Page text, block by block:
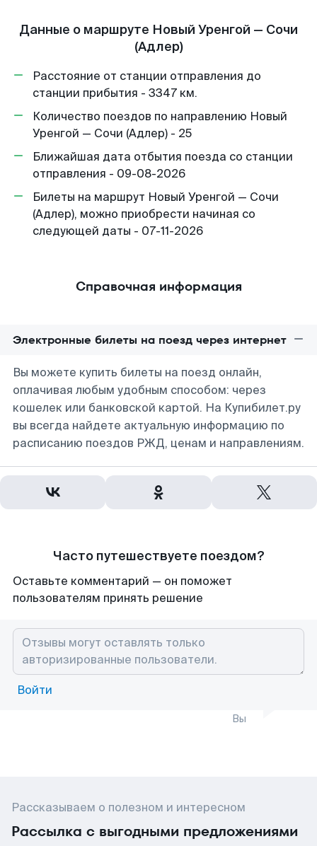
Данные о маршруте Новый Уренгой — Сочи
(Адлер)
Расстояние от станции отправления до
станции прибытия - 3347 км.
Количество поездов по направлению Новый
Уренгой — Сочи (Адлер) - 25
Ближайшая дата отбытия поезда со станции
отправления - 09-08-2026
Билеты на маршрут Новый Уренгой — Сочи
(Адлер), можно приобрести начиная со
следующей даты - 07-11-2026
Справочная информация
Электронные билеты на поезд через интернет
Вы можете купить билеты на поезд онлайн,
оплачивая любым удобным способом: через
кошелек или банковской картой. На Купибилет.ру
вы всегда найдете актуальную информацию по
расписанию поездов РЖД, ценам и направлениям.
Часто путешествуете поездом?
Оставьте комментарий — он поможет
пользователям принять решение
Войти
Вы
Рассказываем о полезном и интересном
Рассылка с выгодными предложениями